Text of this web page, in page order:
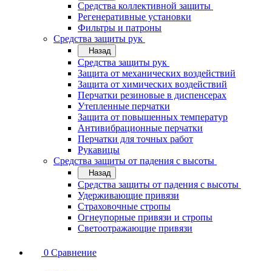
Средства коллективной защиты
Регенеративные установки
Фильтры и патроны
Средства защиты рук
Назад
Средства защиты рук
Защита от механических воздействий
Защита от химических воздействий
Перчатки резиновые в диспенсерах
Утепленные перчатки
Защита от повышенных температур
Антивибрационные перчатки
Перчатки для точных работ
Рукавицы
Средства защиты от падения с высоты
Назад
Средства защиты от падения с высоты
Удерживающие привязи
Страховочные стропы
Огнеупорные привязи и стропы
Светоотражающие привязи
0 Сравнение